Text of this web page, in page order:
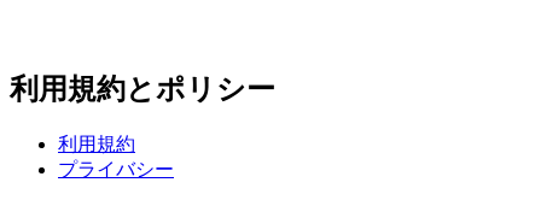
利用規約とポリシー
利用規約
プライバシー